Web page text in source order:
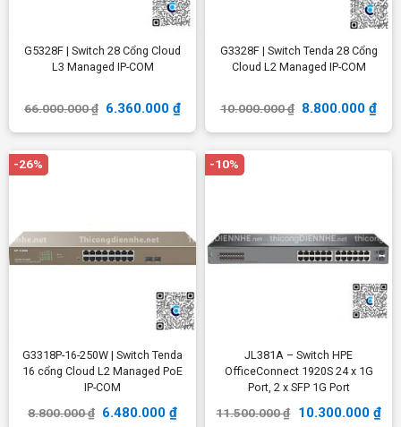
G5328F | Switch 28 Cổng Cloud
L3 Managed IP-COM
66.000.000₫ 6.360.000₫
G3328F | Switch Tenda 28 Cổng
Cloud L2 Managed IP-COM
10.000.000₫ 8.800.000₫
-26%
G3318P-16-250W | Switch Tenda
16 cổng Cloud L2 Managed PoE
IP-COM
8.800.000₫ 6.480.000₫
-10%
JL381A – Switch HPE
OfficeConnect 1920S 24 x 1G
Port, 2 x SFP 1G Port
11.500.000₫ 10.300.000 ₫